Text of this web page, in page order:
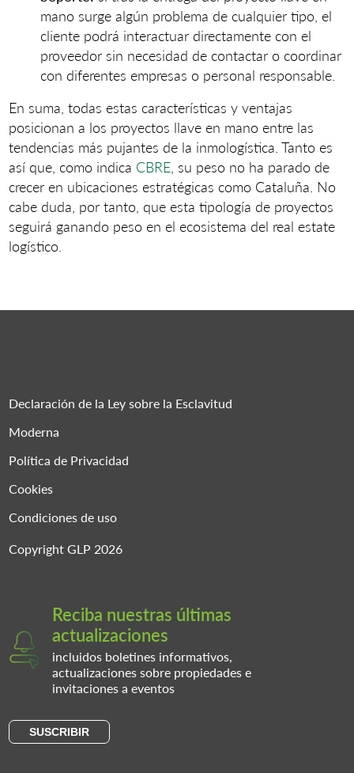
mano surge algún problema de cualquier tipo, el
cliente podrá interactuar directamente con el
proveedor sin necesidad de contactar o coordinar
con diferentes empresas o personal responsable.
En suma, todas estas características y ventajas
posicionan a los proyectos llave en mano entre las
tendencias más pujantes de la inmologística. Tanto es
así que, como indica CBRE, su peso no ha parado de
crecer en ubicaciones estratégicas como Cataluña. No
cabe duda, por tanto, que esta tipología de proyectos
seguirá ganando peso en el ecosistema del real estate
logístico.
Declaración de la Ley sobre la Esclavitud
Moderna
Política de Privacidad
Cookies
Condiciones de uso
Copyright GLP 2026
Reciba nuestras últimas
actualizaciones
incluidos boletines informativos,
actualizaciones sobre propiedades e
invitaciones a eventos
SUSCRIBIR